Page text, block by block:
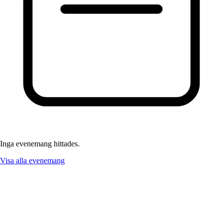
Inga evenemang hittades.
Visa alla evenemang